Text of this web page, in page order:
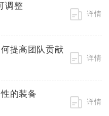
调整
详情
提高团队贡献
详情
的装备
详情